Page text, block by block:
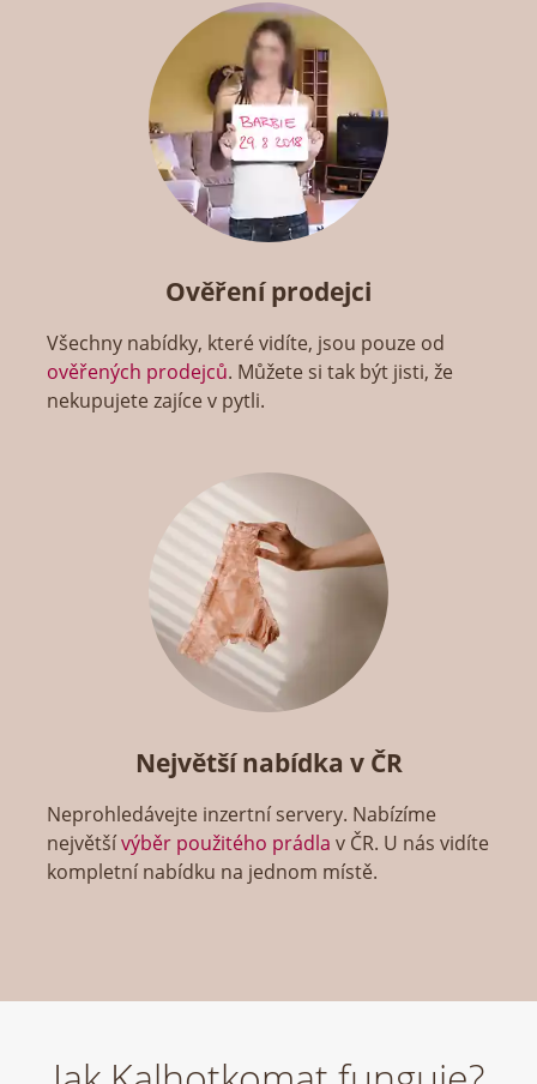
Ověření prodejci
Všechny nabídky, které vidíte, jsou pouze od
ověřených prodejců. Můžete si tak být jisti, že
nekupujete zajíce v pytli.
Největší nabídka v ČR
Neprohledávejte inzertní servery. Nabízíme
největšívýběr použitého prádla v ČR. U nás vidíte
kompletní nabídku na jednom místě.